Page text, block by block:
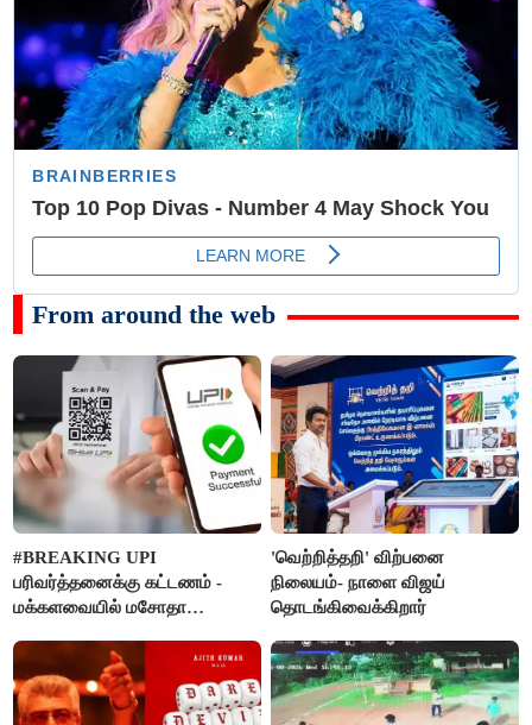
From around the web
#BREAKING UPI
பரிவர்த்தனைக்கு கட்டணம் -
மக்களவையில் மசோதா
'வெற்றித்தறி' விற்பனை
நிலையம்- நாளை விஜய்
தொடங்கிவைக்கிறார்